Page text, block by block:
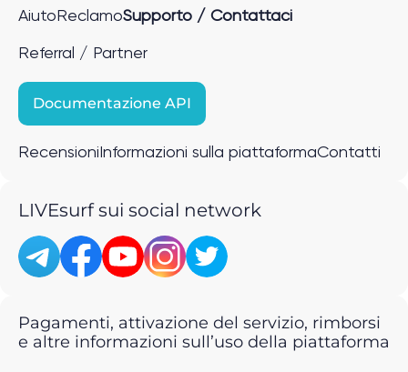
Aiuto ReclamoSupporto / Contattaci
Referral / Partner
Documentazione API
Recensioni Informazioni sulla piattaformaContatti
LIVEsurf sui social network
Pagamenti, attivazione del servizio, rimborsi
e altre informazioni sull’uso della piattaforma